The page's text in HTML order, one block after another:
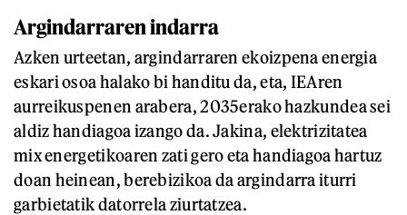
Argindarraren indarra
Azken urteetan, argindarraren ekoizpena energia
eskari osoa halako bi handitu da, eta, IEAren
aurreikuspenen arabera, 2035erako hazkundea sei
aldiz handiagoa izango da. Jakina, elektrizitatea
mix energetikoaren zati gero eta handiagoa hartuz
doan heinean, berebizikoa da argindarra iturri
garbietatik datorrela ziurtatzea.